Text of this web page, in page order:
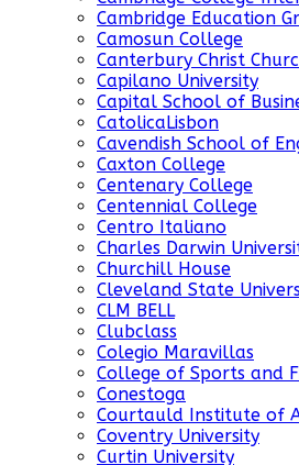
Cambridge Education
Camosun College
Canterbury Christ
Capilano University
Capital School of
CatolicaLisbon
Cavendish School of
Caxton College
Centenary College
Centennial College
Centro Italiano
Charles Darwin
Churchill House
Cleveland State
CLM BELL
Clubclass
Colegio Maravillas
College of Sports and
Conestoga
Courtauld Institute of
Coventry University
Curtin University